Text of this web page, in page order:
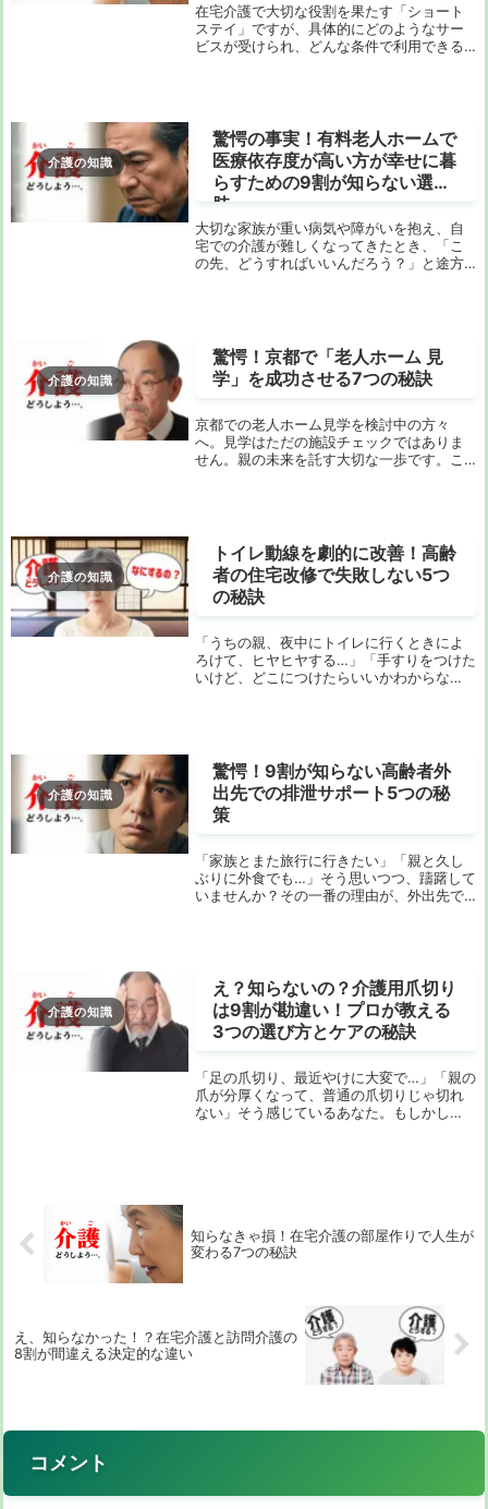
在宅介護で大切な役割を果たす「ショート
ステイ」ですが、具体的にどのようなサー
ビスが受けられ、どんな条件で利用できる
介護の知識
驚愕の事実！有料老人ホームで
医療依存度が高い方が幸せに暮
らすための9割が知らない選択
肢
大切な家族が重い病気や障がいを抱え、自
宅での介護が難しくなってきたとき、「こ
の先、どうすればいいんだろう？」と途方
介護の知識
驚愕！京都で「老人ホーム 見
学」を成功させる7つの秘訣
京都での老人ホーム見学を検討中の方々
へ。見学はただの施設チェックではありま
せん。親の未来を託す大切な一歩です。こ
介護の知識
トイレ動線を劇的に改善！高齢
者の住宅改修で失敗しない5つ
の秘訣
「うちの親、夜中にトイレに行くときによ
ろけて、ヒヤヒヤする…」「手すりをつけた
いけど、どこにつけたらいいかわからな
介護の知識
驚愕！9割が知らない高齢者外
出先での排泄サポート5つの秘
策
「家族とまた旅行に行きたい」「親と久し
ぶりに外食でも…」そう思いつつ、躊躇して
いませんか？その一番の理由が、外出先で
介護の知識
え？知らないの？介護用爪切り
は9割が勘違い！プロが教える
3つの選び方とケアの秘訣
「足の爪切り、最近やけに大変で…」「親の
爪が分厚くなって、普通の爪切りじゃ切れ
ない」そう感じているあなた。もしかし
知らなきゃ損！在宅介護の部屋作りで人生が
変わる7つの秘訣
え、知らなかった！？在宅介護と訪問介護の
8割が間違える決定的な違い
コメント